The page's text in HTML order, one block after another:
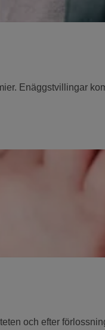
Enäggstvillingar
och efter